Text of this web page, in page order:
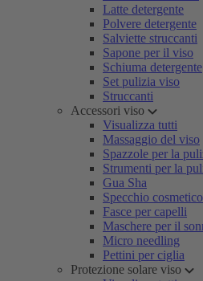
Latte detergente
Polvere detergente
Salviette struccanti
Sapone per il viso
Schiuma detergente
Set pulizia viso
Struccanti
Accessori viso
Visualizza tutti
Massaggio del viso
Spazzole per la
Strumenti per la
Gua Sha
Specchio cosmetico
Fasce per capelli
Maschere per il
Micro needling
Pettini per ciglia
Protezione solare viso